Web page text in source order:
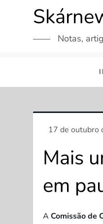
Notas,
Mais
em
AComissão de